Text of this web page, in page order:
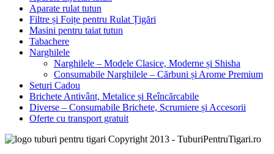
Aparate rulat tutun
Filtre și Foițe pentru Rulat Țigări
Masini pentru taiat tutun
Tabachere
Narghilele
Narghilele – Modele Clasice, Moderne și Shisha
Consumabile Narghilele – Cărbuni și Arome Premium
Seturi Cadou
Brichete Antivânt, Metalice și Reîncărcabile
Diverse – Consumabile Brichete, Scrumiere și Accesorii
Oferte cu transport gratuit
Copyright 2013 - TuburiPentruTigari.ro